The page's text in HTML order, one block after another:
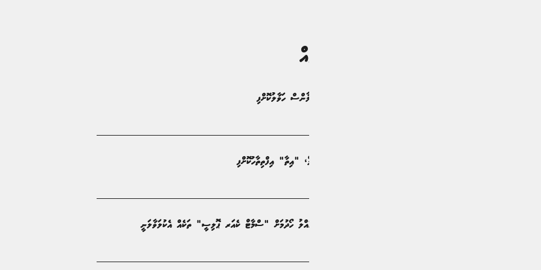
ގުޅުންހުރި ލިޔުންތައް
ހެލްތް މިނިސްޓްރީގެ ޑިޖިޓަލް ޕޯޓަލް، "އިތާ" އިފްތިތާހުކޮށްފި
ރާއްޖޭގެ އާބާދީގެ މައްސަލަތަކަށް ހައްލު ހޯދުމަށް "ސްމާޓް ކެއަރ ޕޮލިސީ" ތަކެއް އެކުލަވާލަނީ